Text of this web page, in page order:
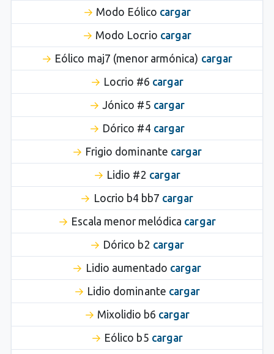
Modo Eólico cargar
Modo Locrio cargar
Eólico maj7 (menor armónica) cargar
Locrio #6 cargar
Jónico #5 cargar
Dórico #4 cargar
Frigio dominante cargar
Lidio #2 cargar
Locrio b4 bb7 cargar
Escala menor melódica cargar
Dórico b2 cargar
Lidio aumentado cargar
Lidio dominante cargar
Mixolidio b6 cargar
Eólico b5 cargar